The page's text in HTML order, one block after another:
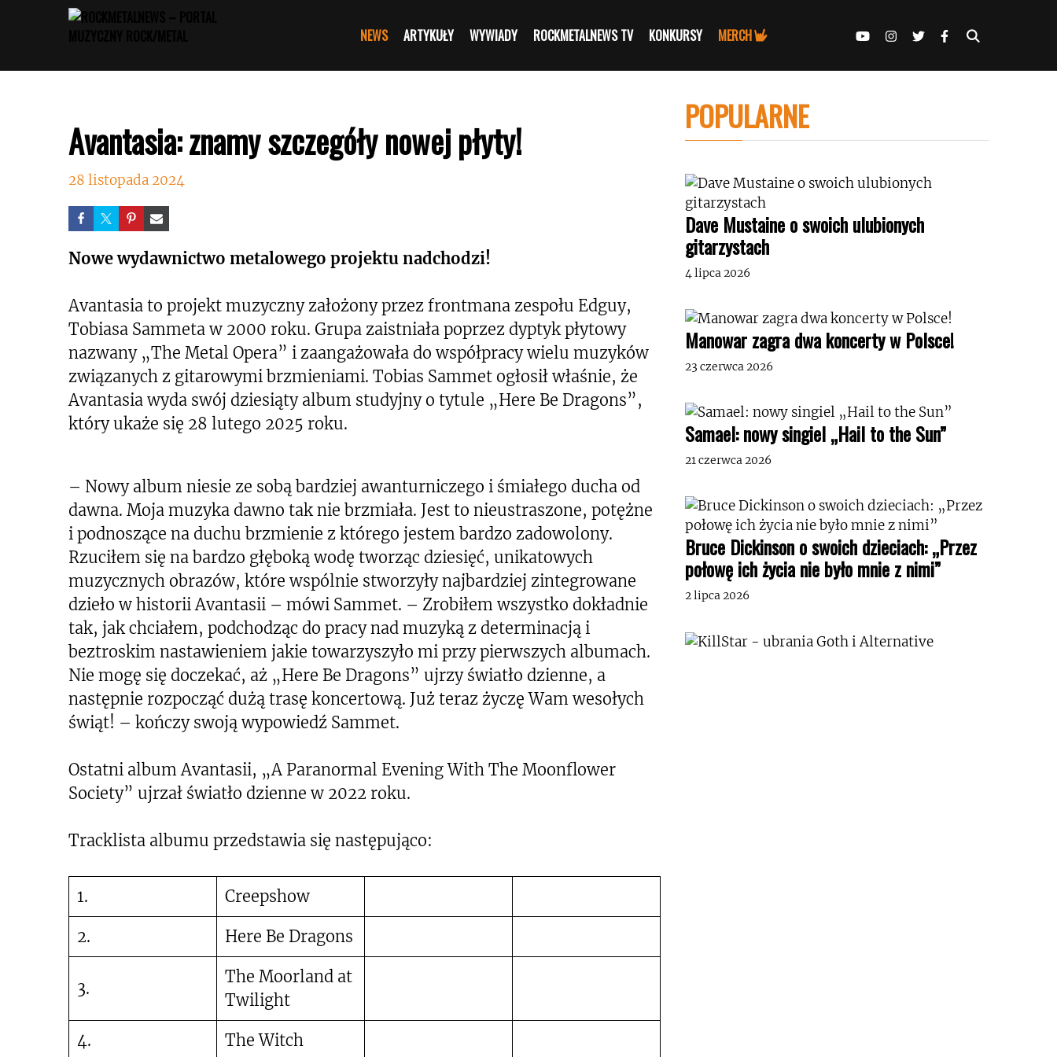
NEWS ARTYKUŁY WYWIADY ROCKMETALNEWS TV KONKURSY MERCH
Avantasia: znamy szczegóły nowej płyty!
28 listopada 2024
Nowe wydawnictwo metalowego projektu nadchodzi!
Avantasia to projekt muzyczny założony przez frontmana zespołu Edguy,
Tobiasa Sammeta w 2000 roku. Grupa zaistniała poprzez dyptyk płytowy
nazwany „The Metal Opera” i zaangażowała do współpracy wielu muzyków
związanych z gitarowymi brzmieniami. Tobias Sammet ogłosił właśnie, że
Avantasia wyda swój dziesiąty album studyjny o tytule „Here Be Dragons”,
który ukaże się 28 lutego 2025 roku.
– Nowy album niesie ze sobą bardziej awanturniczego i śmiałego ducha od
dawna. Moja muzyka dawno tak nie brzmiała. Jest to nieustraszone, potężne
i podnoszące na duchu brzmienie z którego jestem bardzo zadowolony.
Rzuciłem się na bardzo głęboką wodę tworząc dziesięć, unikatowych
muzycznych obrazów, które wspólnie stworzyły najbardziej zintegrowane
dzieło w historii Avantasii – mówi Sammet. – Zrobiłem wszystko dokładnie
tak, jak chciałem, podchodząc do pracy nad muzyką z determinacją i
beztroskim nastawieniem jakie towarzyszyło mi przy pierwszych albumach.
Nie mogę się doczekać, aż „Here Be Dragons” ujrzy światło dzienne, a
następnie rozpocząć dużą trasę koncertową. Już teraz życzę Wam wesołych
świąt! – kończy swoją wypowiedź Sammet.
Ostatni album Avantasii, „A Paranormal Evening With The Moonflower
Society” ujrzał światło dzienne w 2022 roku.
Tracklista albumu przedstawia się następująco:
1. Creepshow
2. Here Be Dragons
3.
The Moorland at
Twilight
4. The Witch
POPULARNE
Dave Mustaine o swoich ulubionych
gitarzystach
4 lipca 2026
Manowar zagra dwa koncerty w Polsce!
23 czerwca 2026
Samael: nowy singiel „Hail to the Sun”
21 czerwca 2026
Bruce Dickinson o swoich dzieciach: „Przez
połowę ich życia nie było mnie z nimi”
2 lipca 2026